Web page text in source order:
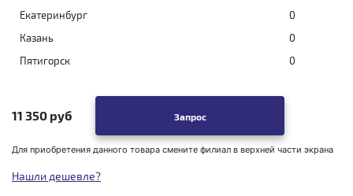
Екатеринбург
0
Казань
0
Пятигорск
0
11 350 руб Запрос
Для приобретения данного товара смените филиал в верхней части экрана
Нашли дешевле?